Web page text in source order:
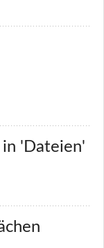
in 'Dateien'